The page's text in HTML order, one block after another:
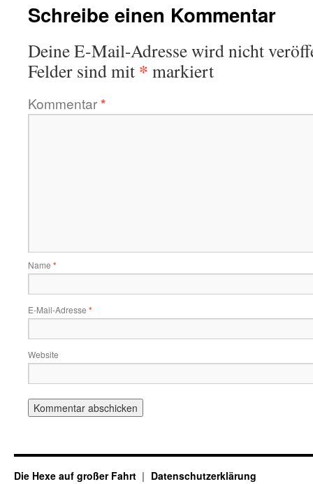
Schreibe einen Kommentar
Deine E-Mail-Adresse wird nicht
Felder sind mit * markiert
Kommentar*
Name *
E-Mail-Adresse *
Website
Die Hexe auf großer Fahrt Datenschutzerklärung